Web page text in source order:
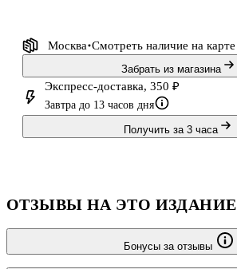
Москва Смотреть наличие на карте
Забрать из магазина
Экспресс-доставка, 350 ₽
Завтра до 13 часов дня
Получить за 3 часа
ОТЗЫВЫ НА ЭТО ИЗДАНИЕ
Бонусы за отзывы